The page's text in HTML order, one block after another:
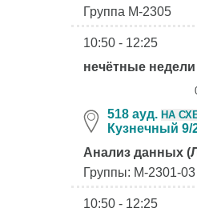
Группа М-2305
10:50 - 12:25
нечётные недели
518 ауд. НА
Кузнечный 9/
Анализ данных
Группы: М-2301-03
10:50 - 12:25